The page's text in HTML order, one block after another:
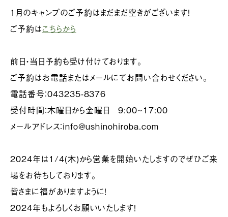
1月のキャンプのご予約はまだまだ空きがございます！
ご予約はこちらから
前日・当日予約も受け付けております。
ご予約はお電話またはメールにてお問い合わせください。
電話番号：043235-8376
受付時間：木曜日から金曜日 9:00~17:00
メールアドレス：info@ushinohiroba.com
2024年は1/4(木)から営業を開始いたしますのでぜひご来
場をお待ちしております。
皆さまに福がありますように！
2024年もよろしくお願いいたします！